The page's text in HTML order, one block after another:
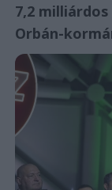
7,2
Orbán-